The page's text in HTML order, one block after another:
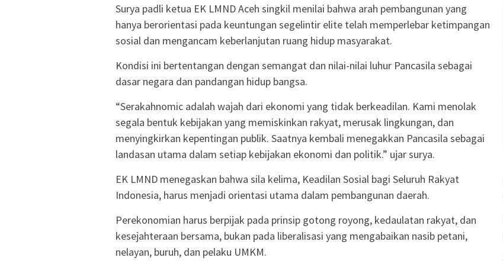
Surya padli ketua EK LMND Aceh singkil menilai bahwa arah pembangunan yang
hanya berorientasi pada keuntungan segelintir elite telah memperlebar ketimpangan
sosial dan mengancam keberlanjutan ruang hidup masyarakat.
Kondisi ini bertentangan dengan semangat dan nilai-nilai luhur Pancasila sebagai
dasar negara dan pandangan hidup bangsa.
“Serakahnomic adalah wajah dari ekonomi yang tidak berkeadilan. Kami menolak
segala bentuk kebijakan yang memiskinkan rakyat, merusak lingkungan, dan
menyingkirkan kepentingan publik. Saatnya kembali menegakkan Pancasila sebagai
landasan utama dalam setiap kebijakan ekonomi dan politik.” ujar surya.
EK LMND menegaskan bahwa sila kelima, Keadilan Sosial bagi Seluruh Rakyat
Indonesia, harus menjadi orientasi utama dalam pembangunan daerah.
Perekonomian harus berpijak pada prinsip gotong royong, kedaulatan rakyat, dan
kesejahteraan bersama, bukan pada liberalisasi yang mengabaikan nasib petani,
nelayan, buruh, dan pelaku UMKM.